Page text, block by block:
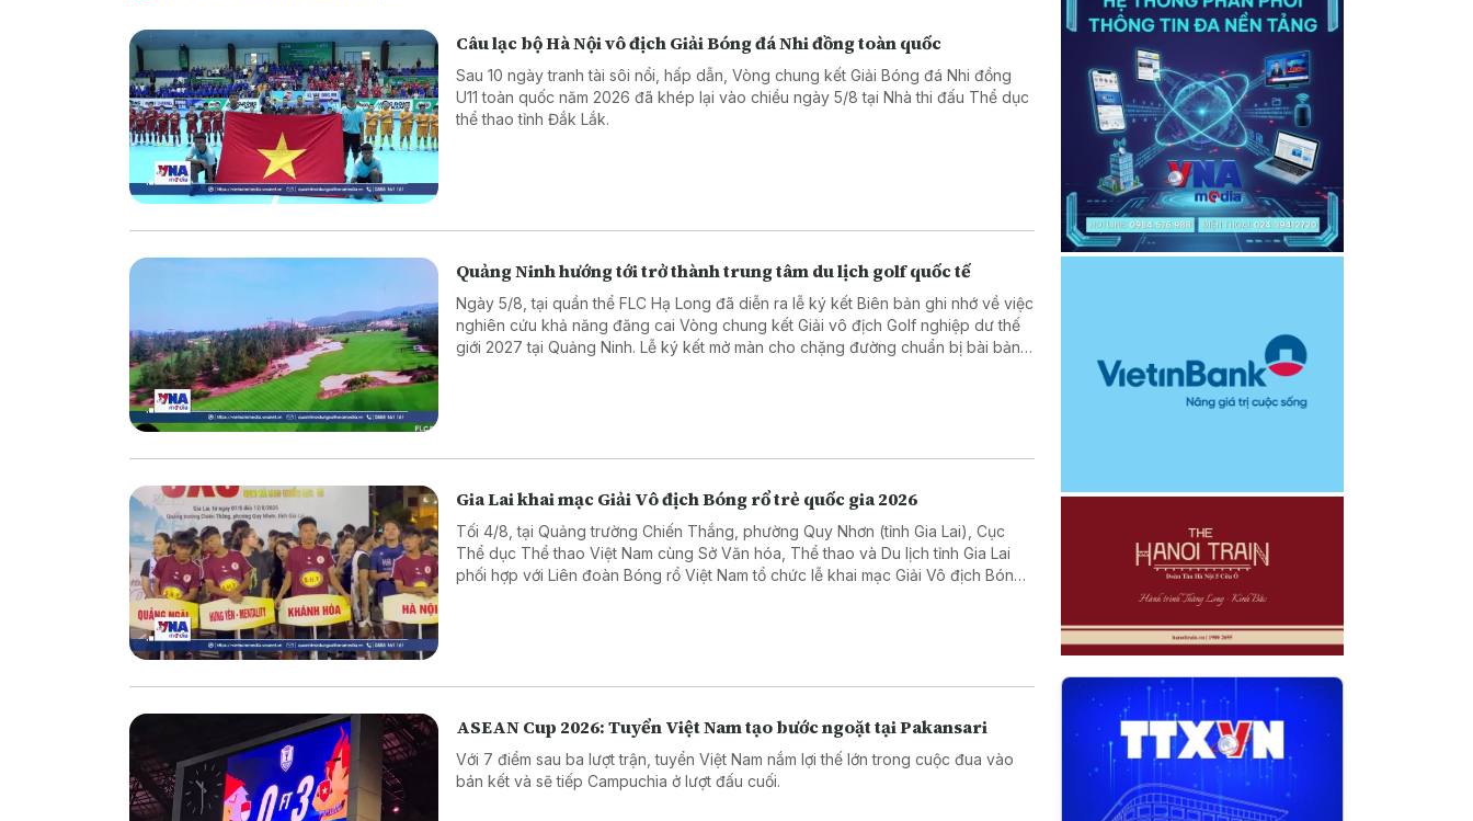
Câu lạc bộ Hà Nội vô địch Giải Bóng đá Nhi đồng toàn quốc
Sau 10 ngày tranh tài sôi nổi, hấp dẫn, Vòng chung kết Giải Bóng đá Nhi đồng
U11 toàn quốc năm 2026 đã khép lại vào chiều ngày 5/8 tại Nhà thi đấu Thể dục
thể thao tỉnh Đắk Lắk.
Quảng Ninh hướng tới trở thành trung tâm du lịch golf quốc tế
Ngày 5/8, tại quần thể FLC Hạ Long đã diễn ra lễ ký kết Biên bản ghi nhớ về việc
nghiên cứu khả năng đăng cai Vòng chung kết Giải vô địch Golf nghiệp dư thế
giới 2027 tại Quảng Ninh. Lễ ký kết mở màn cho chặng đường chuẩn bị bài bản,
Gia Lai khai mạc Giải Vô địch Bóng rổ trẻ quốc gia 2026
Tối 4/8, tại Quảng trường Chiến Thắng, phường Quy Nhơn (tỉnh Gia Lai), Cục
Thể dục Thể thao Việt Nam cùng Sở Văn hóa, Thể thao và Du lịch tỉnh Gia Lai
phối hợp với Liên đoàn Bóng rổ Việt Nam tổ chức lễ khai mạc Giải Vô địch Bóng
ASEAN Cup 2026: Tuyển Việt Nam tạo bước ngoặt tại Pakansari
Với 7 điểm sau ba lượt trận, tuyển Việt Nam nắm lợi thế lớn trong cuộc đua vào
bán kết và sẽ tiếp Campuchia ở lượt đấu cuối.